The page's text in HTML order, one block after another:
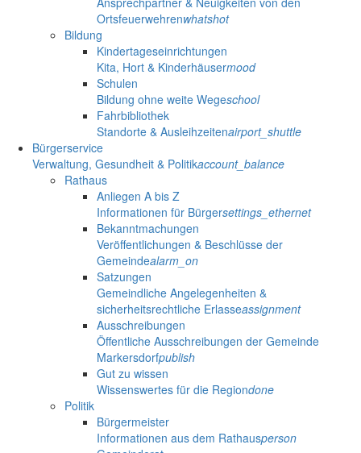
Ortsfeuerwehrenwhatshot
Bildung
Kindertageseinrichtungen
Kita, Hort & Kinderhäusermood
Schulen
Bildung ohne weite Wegeschool
Fahrbibliothek
Standorte & Ausleihzeitenairport_shuttle
Bürgerservice
Verwaltung, Gesundheit & Politikaccount_balance
Rathaus
Anliegen A bis Z
Informationen für Bürgersettings_ethernet
Bekanntmachungen
Veröffentlichungen & Beschlüsse der
Gemeindealarm_on
Satzungen
Gemeindliche Angelegenheiten &
sicherheitsrechtliche Erlasseassignment
Ausschreibungen
Öffentliche Ausschreibungen der Gemeinde
Markersdorfpublish
Gut zu wissen
Wissenswertes für die Regiondone
Politik
Bürgermeister
Informationen aus dem Rathausperson